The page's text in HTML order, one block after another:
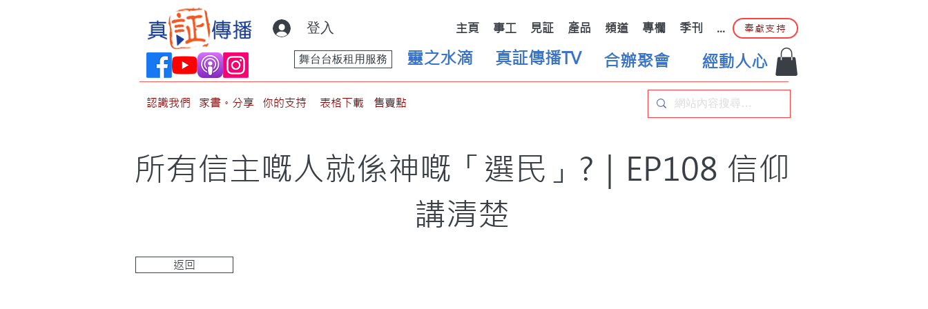
登入 主頁 事工 見証 產品 頻道 專欄 季刊 ... 奉獻支持
靈之水滴
舞台台板租用服務 真証傳播TV 合辦聚會 經動人心
認識我們 家書。分享 你的支持 表格下載 售賣點
所有信主嘅人就係神嘅「選民」?｜EP108 信仰
講清楚
返回